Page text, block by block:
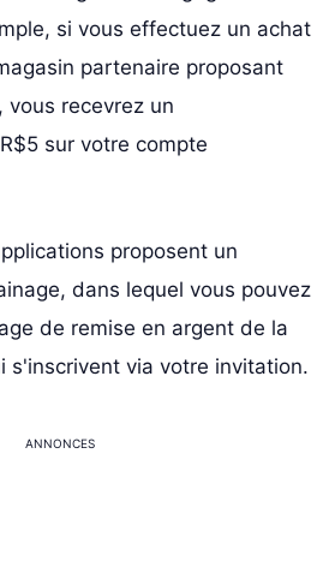
si vous effectuez un achat
partenaire proposant
vous recevrez un
sur votre compte
proposent un
dans lequel vous pouvez
de remise en argent de la
s'inscrivent via votre invitation.
ANNONCES